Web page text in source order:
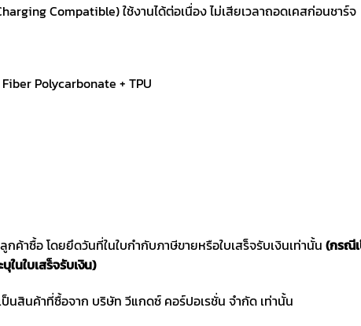
Compatible) ใช้งานได้ต่อเนื่อง ไม่เสียเวลาถอดเคสก่อนชาร์จ
Polycarbonate + TPU
ค้าซื้อ โดยยึดวันที่ในใบกำกับภาษีขายหรือใบเสร็จรับเงินเท่านั้น (กรณี
ในใบเสร็จรับเงิน)
ป็นสินค้าที่ซื้อจาก บริษัท วีแกดซ์ คอร์ปอเรชั่น จำกัด เท่านั้น